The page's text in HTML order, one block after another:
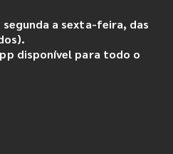
a sexta-feira, das
disponível para todo o